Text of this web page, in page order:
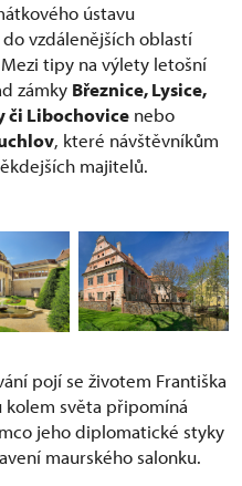
ústavu
vzdálenějších oblastí
tipy na výlety letošní
zámky Březnice, Lysice,
či Libochovice nebo
, které návštěvníkům
majitelů.
pojí se životem Františka
kolem světa připomíná
jeho diplomatické styky
maurského salonku.